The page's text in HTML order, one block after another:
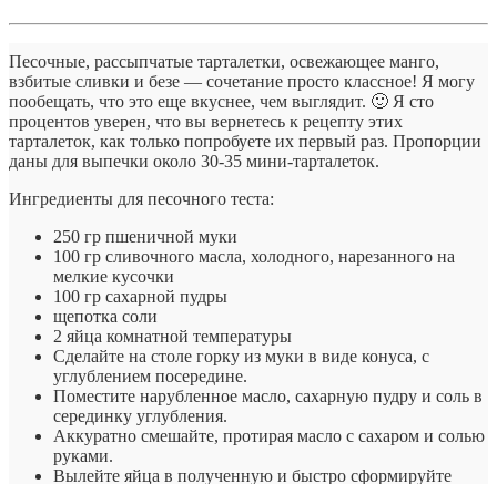
Песочные, рассыпчатые тарталетки, освежающее манго,
взбитые сливки и безе — сочетание просто классное! Я могу
пообещать, что это еще вкуснее, чем выглядит. 🙂 Я сто
процентов уверен, что вы вернетесь к рецепту этих
тарталеток, как только попробуете их первый раз. Пропорции
даны для выпечки около 30-35 мини-тарталеток.
Ингредиенты для песочного теста:
250 гр пшеничной муки
100 гр сливочного масла, холодного, нарезанного на
мелкие кусочки
100 гр сахарной пудры
щепотка соли
2 яйца комнатной температуры
Сделайте на столе горку из муки в виде конуса, с
углублением посередине.
Поместите нарубленное масло, сахарную пудру и соль в
серединку углубления.
Аккуратно смешайте, протирая масло с сахаром и солью
руками.
Вылейте яйца в полученную и быстро сформируйте